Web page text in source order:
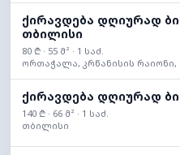
ქირავდება დღიურად
თბილისი
80 ₾ · 55 მ² · 1 საძ.
ორთაჭალა, კრწანისის
ქირავდება დღიურად
140 ₾ · 66 მ² · 1 საძ.
თბილისი